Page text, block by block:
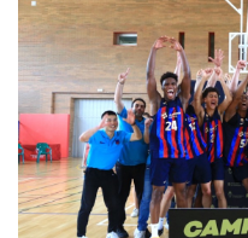
Pallars
Contingut
patrocinat
Lo
més
llegit...
Editorial